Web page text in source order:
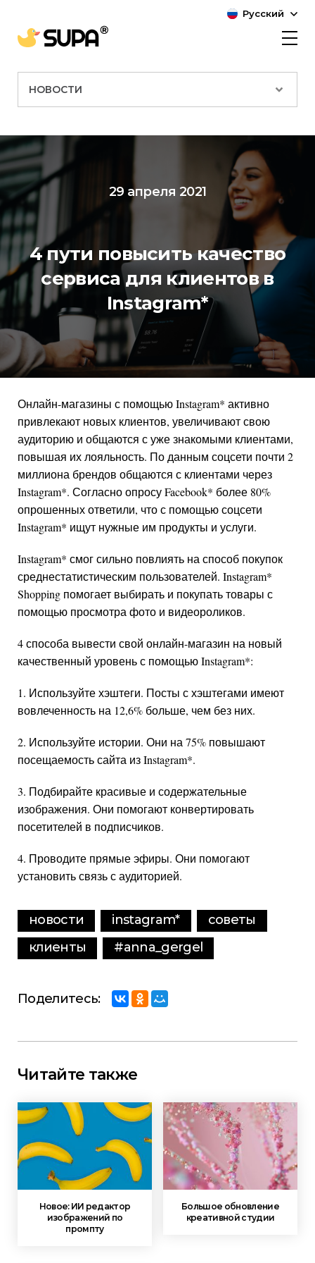
Русский
НОВОСТИ
29 апреля 2021
4 пути повысить качество
сервиса для клиентов в
Instagram*
Онлайн-магазины с помощьюInstagram* активно
привлекают новых клиентов, увеличивают свою
аудиторию и общаются с уже знакомыми клиентами,
повышая их лояльность. По данным соцсети почти 2
миллиона брендов общаются с клиентами через
Instagram*. Согласно опросуFacebook* более 80%
опрошенных ответили, что с помощью соцсети
Instagram* ищут нужные им продукты и услуги.
Instagram* смог сильно повлиять на способ покупок
среднестатистическим пользователей. Instagram*
Shopping помогает выбирать и покупать товары с
помощью просмотра фото и видеороликов.
4 способа вывести свой онлайн-магазин на новый
качественный уровень с помощьюInstagram*:
1. Используйте хэштеги. Посты с хэштегами имеют
вовлеченность на 12,6% больше, чем без них.
2. Используйте истории. Они на 75% повышают
посещаемость сайта изInstagram*.
3. Подбирайте красивые и содержательные
изображения. Они помогают конвертировать
посетителей в подписчиков.
4. Проводите прямые эфиры. Они помогают
установить связь с аудиторией.
новости instagram*
советы
клиенты
#anna_gergel
Поделитесь:
Читайте также
Новое: ИИ редактор
изображений по
промпту
Большое обновление
креативной студии